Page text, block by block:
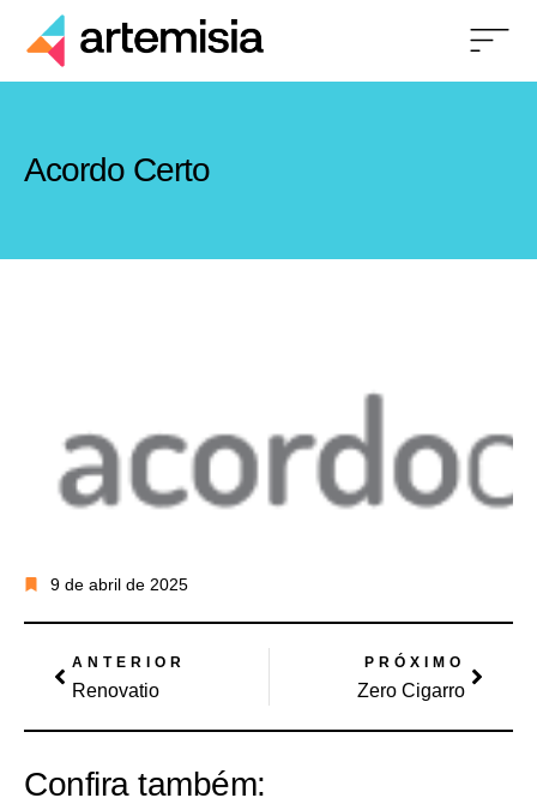
Acordo Certo
9 de abril de 2025
ANTERIOR
Renovatio
PRÓXIMO
Zero Cigarro
Confira também: